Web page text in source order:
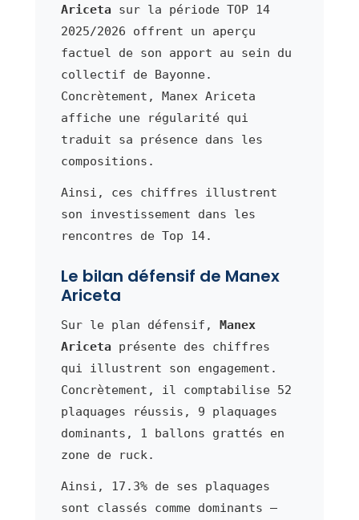
Ariceta sur la période TOP 14
2025/2026 offrent un aperçu
factuel de son apport au sein du
collectif de Bayonne.
Concrètement, Manex Ariceta
affiche une régularité qui
traduit sa présence dans les
compositions.
Ainsi, ces chiffres illustrent
son investissement dans les
rencontres de Top 14.
Le bilan défensif de Manex
Ariceta
Sur le plan défensif, Manex
Ariceta présente des chiffres
qui illustrent son engagement.
Concrètement, il comptabilise 52
plaquages réussis, 9 plaquages
dominants, 1 ballons grattés en
zone de ruck.
Ainsi, 17.3% de ses plaquages
sont classés comme dominants —